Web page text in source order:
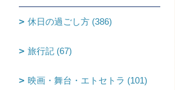
休日の過ごし方 (386)
旅行記 (67)
映画・舞台・エトセトラ (101)